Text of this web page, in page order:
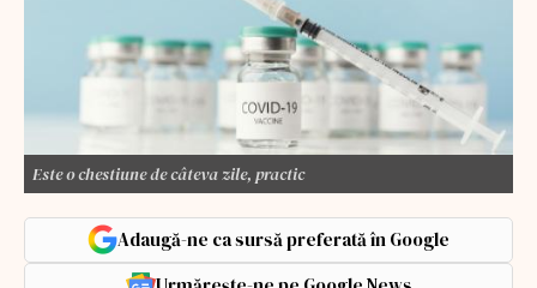
Este o chestiune de câteva zile, practic
Adaugă-ne ca sursă preferată în Google